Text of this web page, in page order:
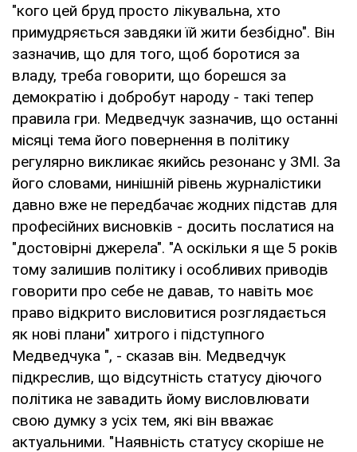
"кого цей бруд просто лікувальна, хто
примудряється завдяки їй жити безбідно". Він
зазначив, що для того, щоб боротися за
владу, треба говорити, що борешся за
демократію і добробут народу - такі тепер
правила гри. Медведчук зазначив, що останні
місяці тема його повернення в політику
регулярно викликає якийсь резонанс у ЗМІ. За
його словами, нинішній рівень журналістики
давно вже не передбачає жодних підстав для
професійних висновків - досить послатися на
"достовірні джерела". "А оскільки я ще 5 років
тому залишив політику і особливих приводів
говорити про себе не давав, то навіть моє
право відкрито висловитися розглядається
як нові плани" хитрого і підступного
Медведчука ", - сказав він. Медведчук
підкреслив, що відсутність статусу діючого
політика не завадить йому висловлювати
свою думку з усіх тем, які він вважає
актуальними. "Наявність статусу скоріше не